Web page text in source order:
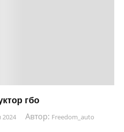
гбо
Автор: Freedom_auto